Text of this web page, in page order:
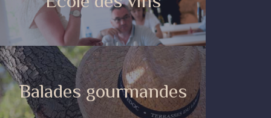
Balades gourmandes